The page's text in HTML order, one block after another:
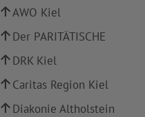
AWO Kiel
Der PARITÄTISCHE
DRK Kiel
Caritas Region Kiel
Diakonie Altholstein